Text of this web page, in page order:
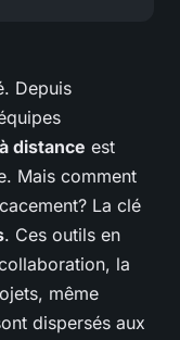
Depuis
distance est
Mais comment
La clé
. Ces outils en
la
même
dispersés aux